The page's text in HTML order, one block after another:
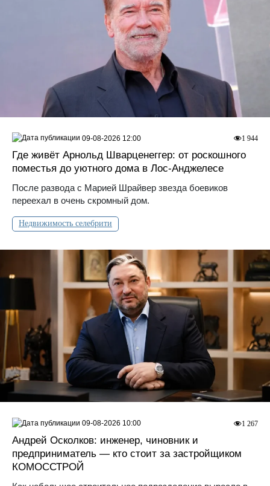
Где живёт Арнольд Шварценеггер: от роскошного
поместья до уютного дома в Лос‑Анджелесе
После развода с Марией Шрайвер звезда боевиков
переехал в очень скромный дом.
Недвижимость селебрити
1 944
09-08-2026 12:00
Андрей Осколков: инженер, чиновник и
предприниматель — кто стоит за застройщиком
КОМОССТРОЙ
1 267
09-08-2026 10:00